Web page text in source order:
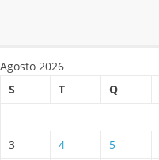
Agosto 2026
S
T Q
3
4 5